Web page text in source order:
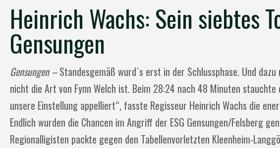
Heinrich Wachs: Sein siebtes
Gensungen
Gensungen –Standesgemäß wurd`s erst in der Schlussphase. Und
nicht die Art von Fynn Welch ist. Beim 28:24 nach 48 Minuten
unsere Einstellung appelliert“, fasste Regisseur Heinrich Wachs die
Endlich wurden die Chancen im Angriff der ESG Gensungen/Felsberg
Regionalligisten packte gegen den Tabellenvorletzten Kleenheim-